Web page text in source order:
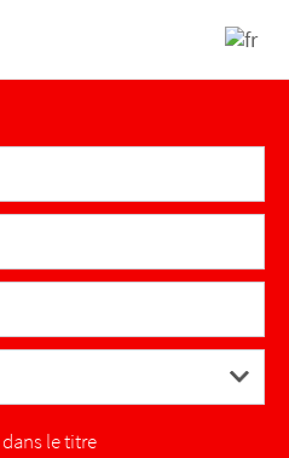
le titre